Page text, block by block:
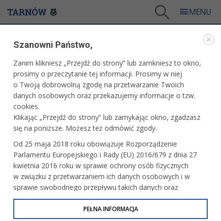
Piotr Wardzała
PIOTR WARDZAŁA
Szanowni Państwo,
Zanim klikniesz „Przejdź do strony” lub zamkniesz to okno,
prosimy o przeczytanie tej informacji. Prosimy w niej
o Twoją dobrowolną zgodę na przetwarzanie Twoich
danych osobowych oraz przekazujemy informacje o tzw.
cookies.
Klikając „Przejdź do strony” lub zamykając okno, zgadzasz
się na poniższe. Możesz też odmówić zgody.
Od 25 maja 2018 roku obowiązuje Rozporządzenie
Parlamentu Europejskiego i Rady (EU) 2016/679 z dnia 27
kwietnia 2016 roku w sprawie ochrony osób fizycznych
w związku z przetwarzaniem ich danych osobowych i w
sprawie swobodnego przepływu takich danych oraz
uchylenia dyrektywy 95/46/WE (określane jako RODO, GDPR
lub Ogólne Rozporządzenie o Ochronie Danych
PEŁNA INFORMACJA